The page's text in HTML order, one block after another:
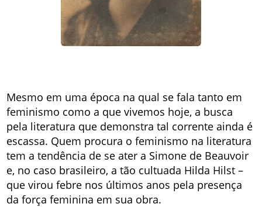
Mesmo em uma época na qual se fala tanto em
feminismo como a que vivemos hoje, a busca
pela literatura que demonstra tal corrente ainda é
escassa. Quem procura o feminismo na literatura
tem a tendência de se ater a Simone de Beauvoir
e, no caso brasileiro, a tão cultuada Hilda Hilst –
que virou febre nos últimos anos pela presença
da força feminina em sua obra.